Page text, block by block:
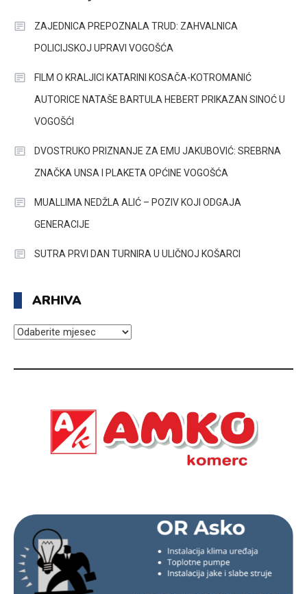
ZAJEDNICA PREPOZNALA TRUD: ZAHVALNICA
POLICIJSKOJ UPRAVI VOGOŠĆA
FILM O KRALJICI KATARINI KOSAČA-KOTROMANIĆ
AUTORICE NATAŠE BARTULA HEBERT PRIKAZAN SINOĆ U
VOGOŠĆI
DVOSTRUKO PRIZNANJE ZA EMU JAKUBOVIĆ: SREBRNA
ZNAČKA UNSA I PLAKETA OPĆINE VOGOŠĆA
MUALLIMA NEDŽLA ALIĆ – POZIV KOJI ODGAJA
GENERACIJE
SUTRA PRVI DAN TURNIRA U ULIČNOJ KOŠARCI
ARHIVA
ARHIVA